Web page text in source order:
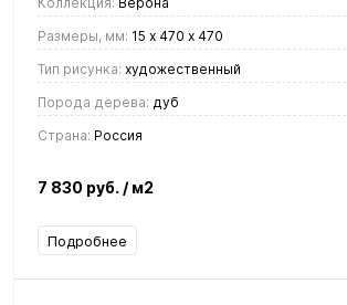
Размеры, мм: 15 х 470 х 470
Тип рисунка: художественный
Порода дерева: дуб
Страна: Россия
7 830 руб. / м2
Подробнее